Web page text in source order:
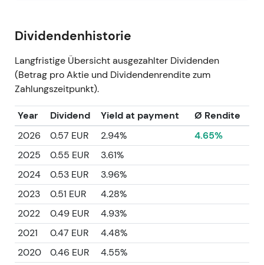
Dividendenhistorie
Langfristige Übersicht ausgezahlter Dividenden
(Betrag pro Aktie und Dividendenrendite zum
Zahlungszeitpunkt).
Year Dividend Yield at payment
Ø Rendite
2026
0.57 EUR 2.94%
4.65%
2025
0.55 EUR
3.61%
2024
0.53 EUR
3.96%
2023
0.51 EUR
4.28%
2022
0.49 EUR
4.93%
2021
0.47 EUR
4.48%
2020
0.46 EUR
4.55%